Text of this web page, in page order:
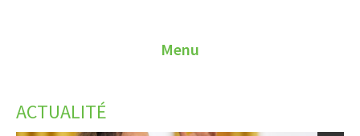
Menu
CONTACT
ACTUALITÉ